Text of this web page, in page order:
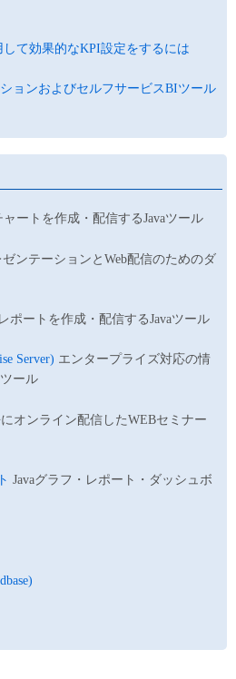
て効果的なKPI設定をするには
ョンおよびセルフサービスBIツール
ャートを作成・配信するJavaツール
ンテーションとWeb配信のためのダ
ポートを作成・配信するJavaツール
Server) エンタープライズ対応の情
ール
オンライン配信したWEBセミナー
Javaグラフ・レポート・ダッシュボ